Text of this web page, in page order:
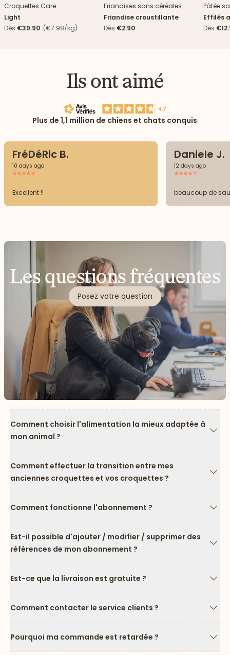
Croquettes Care
Light
Dès €39.90 (€7.98/kg)
Friandises sans céréales
Friandise croustillante
Dès €2.90
Pâtée
Effilés
Dès
Ils ont aimé
Plus de 1,1 million de chiens et chats conquis
FréDéRic B.
10 days ago
Excellent !!
Daniele J.
12 days ago
beaucoup de
Les questions fréquentes
Posez votre question
Comment choisir l'alimentation la mieux adaptée à
mon animal ?
Comment effectuer la transition entre mes
anciennes croquettes et vos croquettes ?
Comment fonctionne l'abonnement ?
Est-il possible d'ajouter / modifier / supprimer des
références de mon abonnement ?
Est-ce que la livraison est gratuite ?
Comment contacter le service clients ?
Pourquoi ma commande est retardée ?